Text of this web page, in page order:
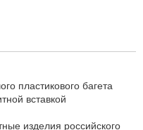
пластикового багета
вставкой
изделия российского